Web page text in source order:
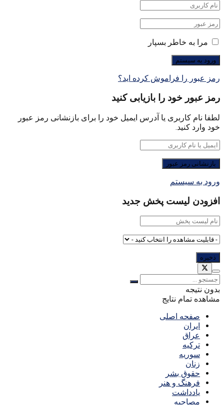
مرا به خاطر بسپار
رمز عبور را فراموش کرده اید؟
رمز عبور خود را بازیابی کنید
لطفا نام کاربری یا آدرس ایمیل خود را برای بازنشانی رمز عبور
خود وارد کنید.
ورود به سیستم
افزودن لیست پخش جدید
بدون نتیجه
مشاهده تمام نتایج
صفحه اصلی
ایران
عراق
ترکیه
سوریه
زنان
حقوق بشر
فرهنگ و هنر
یادداشت
مصاحبه